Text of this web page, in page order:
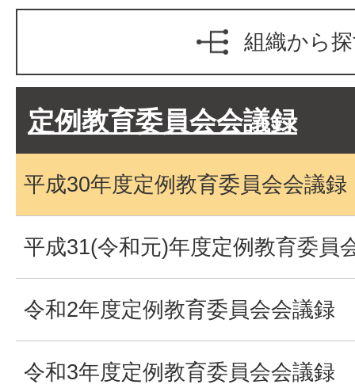
組織から
定例教育委員会会議録
平成30年度定例教育委員会会議録
平成31(令和元)年度定例教育委員
令和2年度定例教育委員会会議録
令和3年度定例教育委員会会議録